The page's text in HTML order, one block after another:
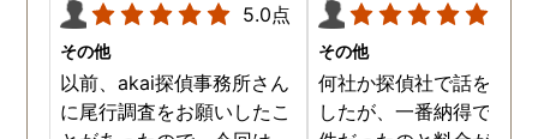
5.0点
その他
以前、akai探偵事務所さん
に尾行調査をお願いしたこ
その他
何社か探偵社で話を聞き
したが、一番納得できる